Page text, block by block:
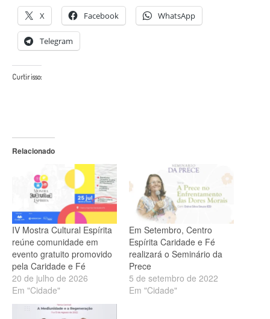
X Facebook WhatsApp
Telegram
Curtir isso:
Relacionado
IV Mostra Cultural Espírita
reúne comunidade em
evento gratuito promovido
pela Caridade e Fé
20 de julho de 2026
Em "Cidade"
Em Setembro, Centro
Espírita Caridade e Fé
realizará o Seminário da
Prece
5 de setembro de 2022
Em "Cidade"